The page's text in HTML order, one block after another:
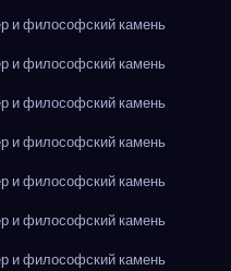
и философский камень
и философский камень
и философский камень
и философский камень
и философский камень
и философский камень
и философский камень